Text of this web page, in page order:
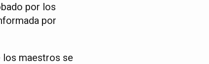
por los
por
los maestros se